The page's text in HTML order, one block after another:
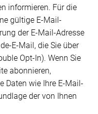
informieren. Für die
gültige E-Mail-
der E-Mail-Adresse
E-Mail, die Sie über
Opt-In). Wenn Sie
abonnieren,
Daten wie Ihre E-Mail-
der von Ihnen